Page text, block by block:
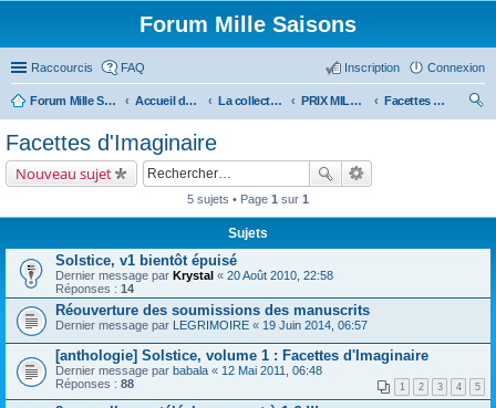
Forum Mille Saisons
Raccourcis FAQ Connexion
Inscription
Forum Mille Saisons Accueil du forum La collection Mille Saisons PRIX MILLE SAISONS (et anthologies Solstice)
Facettes d'Imaginaire
Facettes d'Imaginaire
Nouveau sujet
5 sujets • Page 1 sur 1
Sujets
Solstice, v1 bientôt épuisé
Dernier message par Krystal « 20 Août 2010, 22:58
Réponses : 14
Réouverture des soumissions des manuscrits
Dernier message par LEGRIMOIRE « 19 Juin 2014, 06:57
[anthologie] Solstice, volume 1 : Facettes d'Imaginaire
Dernier message par babala « 12 Mai 2011, 06:48
Réponses : 88 1 2 3 4 5